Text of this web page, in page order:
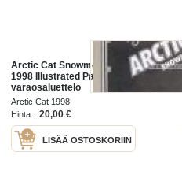
Arctic Cat Snowmobile ZR 500
1998 Illustrated Parts Manual -
varaosaluettelo
Arctic Cat 1998
Hinta:
20,00 €
LISÄÄ OSTOSKORIIN